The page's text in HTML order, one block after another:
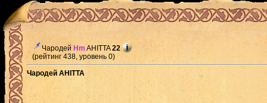
Чародей Hm AHITTA22
(рейтинг 438, уровень 0)
Чародей AHITTA